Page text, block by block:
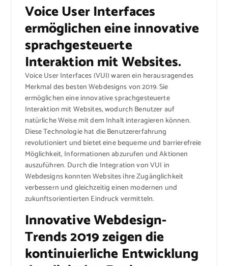
Voice User Interfaces
ermöglichen eine innovative
sprachgesteuerte
Interaktion mit Websites.
Voice User Interfaces (VUI) waren ein herausragendes
Merkmal des besten Webdesigns von 2019. Sie
ermöglichen eine innovative sprachgesteuerte
Interaktion mit Websites, wodurch Benutzer auf
natürliche Weise mit dem Inhalt interagieren können.
Diese Technologie hat die Benutzererfahrung
revolutioniert und bietet eine bequeme und barrierefreie
Möglichkeit, Informationen abzurufen und Aktionen
auszuführen. Durch die Integration von VUI in
Webdesigns konnten Websites ihre Zugänglichkeit
verbessern und gleichzeitig einen modernen und
zukunftsorientierten Eindruck vermitteln.
Innovative Webdesign-
Trends 2019 zeigen die
kontinuierliche Entwicklung